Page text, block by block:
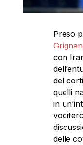
Preso
Grignani
con
del
quelli
in
delle